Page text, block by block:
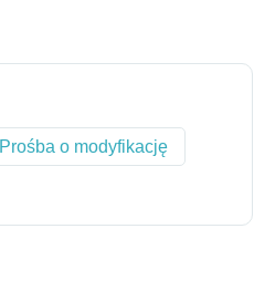
Prośba o modyfikację